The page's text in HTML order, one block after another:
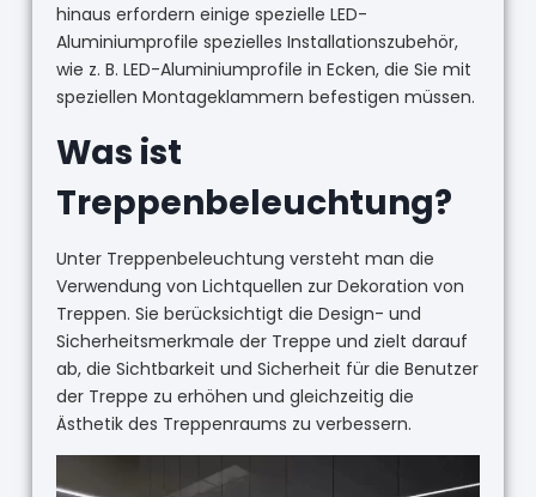
hinaus erfordern einige spezielle LED-
Aluminiumprofile spezielles Installationszubehör,
wie z. B. LED-Aluminiumprofile in Ecken, die Sie mit
speziellen Montageklammern befestigen müssen.
Was ist
Treppenbeleuchtung?
Unter Treppenbeleuchtung versteht man die
Verwendung von Lichtquellen zur Dekoration von
Treppen. Sie berücksichtigt die Design- und
Sicherheitsmerkmale der Treppe und zielt darauf
ab, die Sichtbarkeit und Sicherheit für die Benutzer
der Treppe zu erhöhen und gleichzeitig die
Ästhetik des Treppenraums zu verbessern.